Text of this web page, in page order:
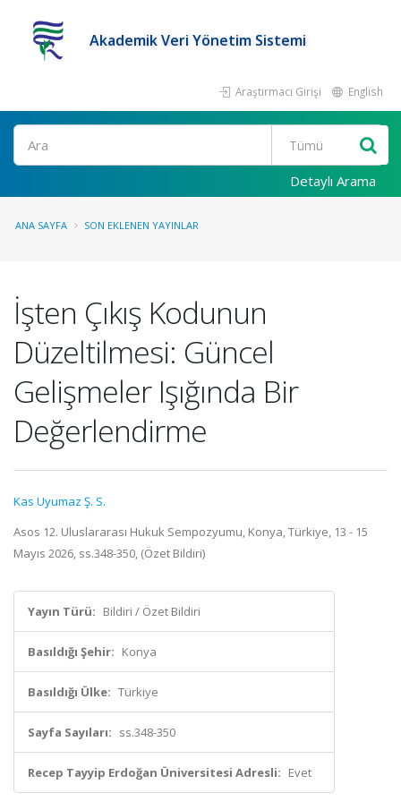
Akademik Veri Yönetim Sistemi
Araştırmacı Girişi English
Ara
Detaylı Arama
ANA SAYFA SON EKLENEN YAYINLAR
İşten Çıkış Kodunun
Düzeltilmesi: Güncel
Gelişmeler Işığında Bir
Değerlendirme
Kas Uyumaz Ş. S.
Asos 12. Uluslararası Hukuk Sempozyumu, Konya, Türkiye, 13 - 15
Mayıs 2026, ss.348-350, (Özet Bildiri)
Yayın Türü: Bildiri / Özet Bildiri
Basıldığı Şehir: Konya
Basıldığı Ülke: Türkiye
Sayfa Sayıları: ss.348-350
Recep Tayyip Erdoğan Üniversitesi Adresli: Evet